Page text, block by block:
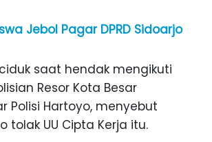
Jebol Pagar DPRD Sidoarjo
saat hendak mengikuti
Resor Kota Besar
Polisi Hartoyo, menyebut
UU Cipta Kerja itu.